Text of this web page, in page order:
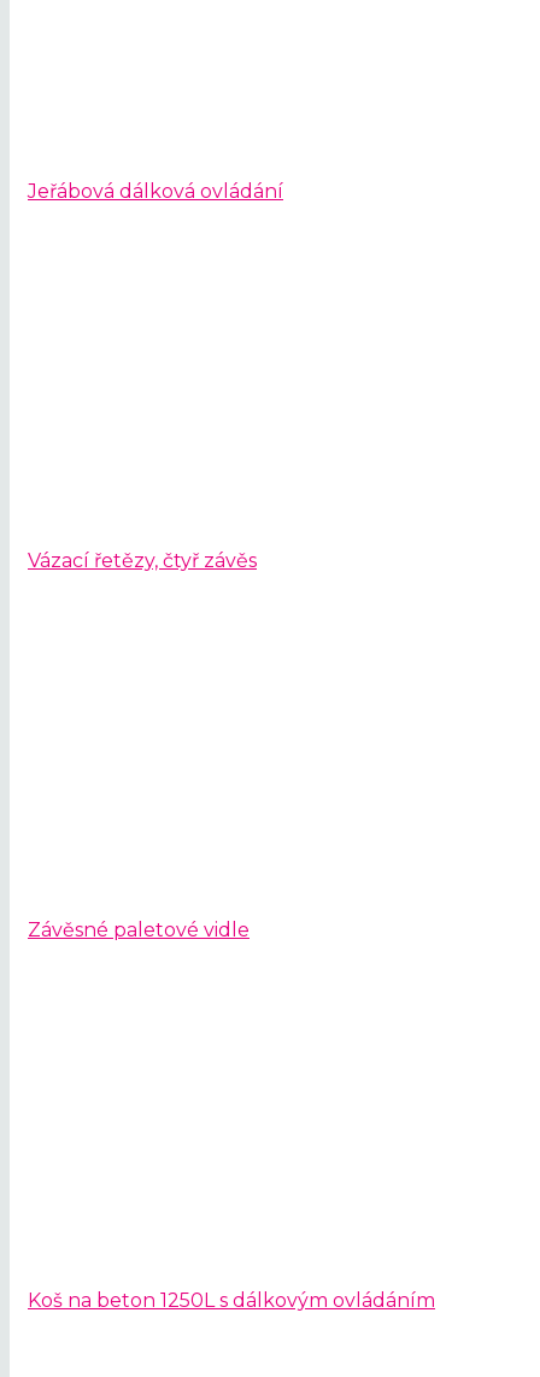
Jeřábová dálková ovládání
Vázací řetězy, čtyř závěs
Závěsné paletové vidle
Koš na beton 1250L s dálkovým ovládáním